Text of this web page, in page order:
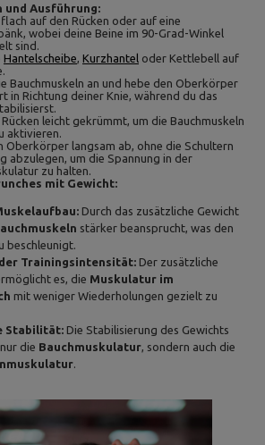
Ausführung:
auf den Rücken oder auf eine
wobei deine Beine im 90-Grad-Winkel
sind.
Hantelscheibe Kurzhantel oder Kettlebell auf
Bauchmuskeln an und hebe den Oberkörper
in Richtung deiner Knie, während du das
leicht gekrümmt, um die Bauchmuskeln
aktivieren.
Oberkörper langsam ab, ohne die Schultern
abzulegen, um die Spannung in der
zu halten.
mit Gewicht:
Durch das zusätzliche Gewicht
stärker beansprucht, was den
beschleunigt.
Trainingsintensität: Der zusätzliche
es, die Muskulatur im
mit weniger Wiederholungen gezielt zu
Stabilität: Die Stabilisierung des Gewichts
die Bauchmuskulatur , sondern auch die